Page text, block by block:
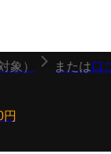
象） または口